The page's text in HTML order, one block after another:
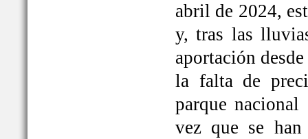
abril de 2024,
y, tras las
aportación
la falta de
parque
vez que se